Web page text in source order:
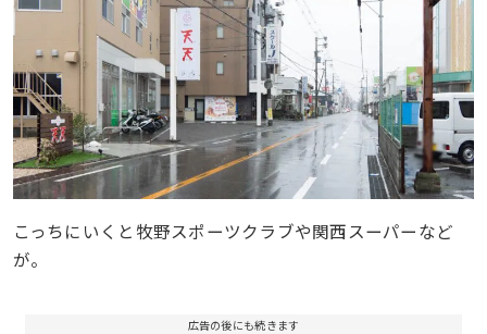
こっちにいくと牧野スポーツクラブや関西スーパーなど
が。
広告の後にも続きます